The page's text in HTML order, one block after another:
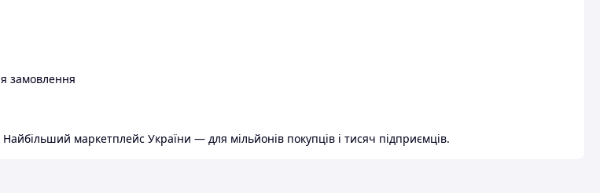
замовлення
маркетплейс України — для мільйонів покупців і тисяч підприємців.